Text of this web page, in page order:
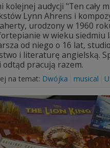
kolejnej audycji "Ten cały
Lynn Ahrens i
urodzony w 1960
w wieku siedmiu
od niego o 16 lat,
i literaturę angielską.
odtąd pracują razem.
na temat: Dwójka musical